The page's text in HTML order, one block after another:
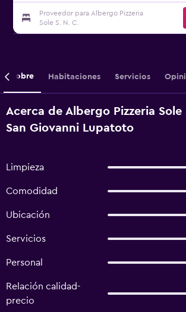
Proveedor para Albergo Pizzeria
Sole S. N. C.
Sobre Habitaciones Servicios
Acerca de Albergo Pizzeria Sole
San Giovanni Lupatoto
Limpieza
Comodidad
Ubicación
Servicios
Personal
Relación calidad-
precio